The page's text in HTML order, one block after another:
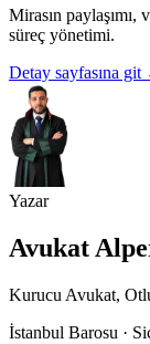
Mirasın paylaşımı,
süreç yönetimi.
Detay sayfasına git
Yazar
Avukat
Kurucu Avukat,
İstanbul Barosu ·